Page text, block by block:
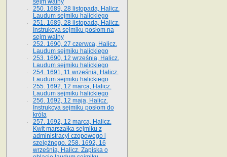
sejm walny
250. 1689, 28 listopada, Halicz.
Laudum sejmiku halickiego
251. 1689, 28 listopada, Halicz.
Instrukcya sejmiku posłom na
sejm walny
252. 1690, 27 czerwca, Halicz.
Laudum sejmiku halickiego
253. 1690, 12 września, Halicz.
Laudum sejmiku halickiego
254. 1691, 11 września, Halicz.
Laudum sejmiku halickiego
255. 1692, 12 marca, Halicz.
Laudum sejmiku halickiego
256. 1692, 12 maja, Halicz.
Instrukcya sejmiku posłom do
króla
257. 1692, 12 marca, Halicz.
Kwit marszałka sejmiku z
administracyi czopowego i
szelężnego. 258. 1692, 16
września, Halicz. Zapiska o